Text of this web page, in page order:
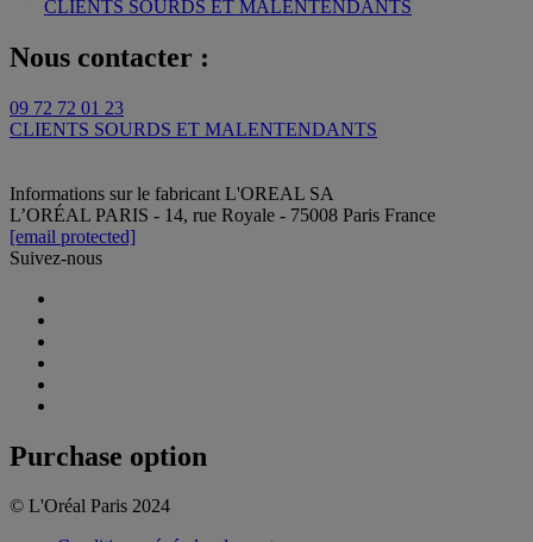
CLIENTS SOURDS ET MALENTENDANTS
Nous contacter :
09 72 72 01 23
CLIENTS SOURDS ET MALENTENDANTS
Informations sur le fabricant L'OREAL SA
L’ORÉAL PARIS - 14, rue Royale - 75008 Paris France
[email protected]
Suivez-nous
Purchase option
© L'Oréal Paris 2024